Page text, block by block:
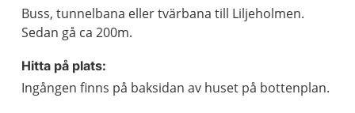
Buss, tunnelbana eller tvärbana till Liljeholmen.
Sedan gå ca 200m.
Hitta på plats:
Ingången finns på baksidan av huset på bottenplan.